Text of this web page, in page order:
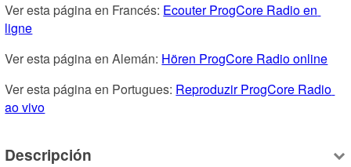
Ver esta página en Francés: Ecouter ProgCore Radio en
ligne
Ver esta página en Alemán: Hören ProgCore Radio online
Ver esta página en Portugues: Reproduzir ProgCore Radio
ao vivo
Descripción